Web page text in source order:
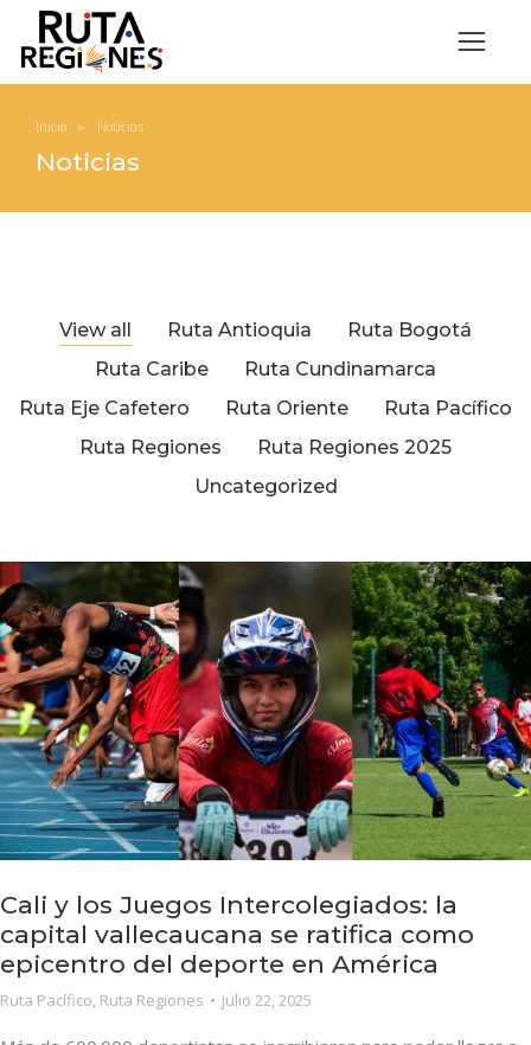
Estás aquí:
Inicio Noticias
Noticias
View all Ruta Antioquia
Ruta Bogotá
Ruta Caribe
Ruta Cundinamarca
Ruta Eje Cafetero
Ruta Oriente
Ruta Pacífico
Ruta Regiones
Ruta Regiones 2025
Uncategorized
Cali y los Juegos Intercolegiados: la
capital vallecaucana se ratifica como
epicentro del deporte en América
Ruta Pacífico, Ruta Regiones julio 22, 2025